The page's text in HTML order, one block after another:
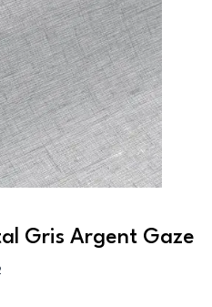
Gris Argent Gaze